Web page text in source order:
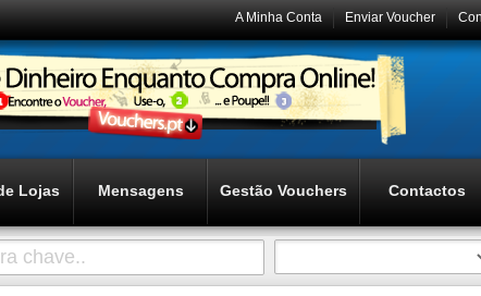
Enviar Voucher
A Minha Conta
Lojas Mensagens Gestão Vouchers Contactos